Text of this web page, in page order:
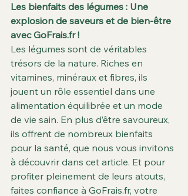
Les bienfaits des légumes : Une
explosion de saveurs et de bien-être
avec GoFrais.fr !
Les légumes sont de véritables
trésors de la nature. Riches en
vitamines, minéraux et fibres, ils
jouent un rôle essentiel dans une
alimentation équilibrée et un mode
de vie sain. En plus d’être savoureux,
ils offrent de nombreux bienfaits
pour la santé, que nous vous invitons
à découvrir dans cet article. Et pour
profiter pleinement de leurs atouts,
faites confiance à GoFrais.fr, votre